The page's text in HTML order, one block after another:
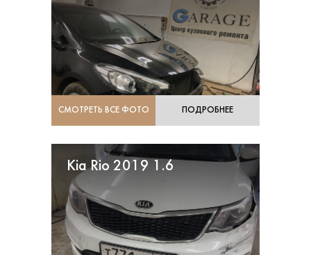
СМОТРЕТЬ ВСЕ ФОТО ПОДРОБНЕЕ
Kia Rio 2019 1.6